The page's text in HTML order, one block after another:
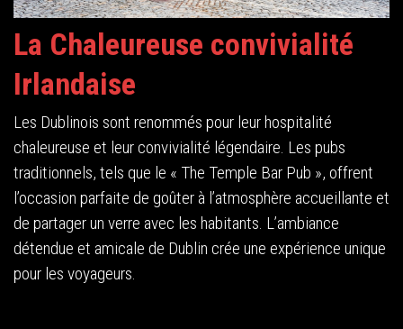
La Chaleureuse convivialité
Irlandaise
Les Dublinois sont renommés pour leur hospitalité
chaleureuse et leur convivialité légendaire. Les pubs
traditionnels, tels que le « The Temple Bar Pub », offrent
l’occasion parfaite de goûter à l’atmosphère accueillante et
de partager un verre avec les habitants. L’ambiance
détendue et amicale de Dublin crée une expérience unique
pour les voyageurs.